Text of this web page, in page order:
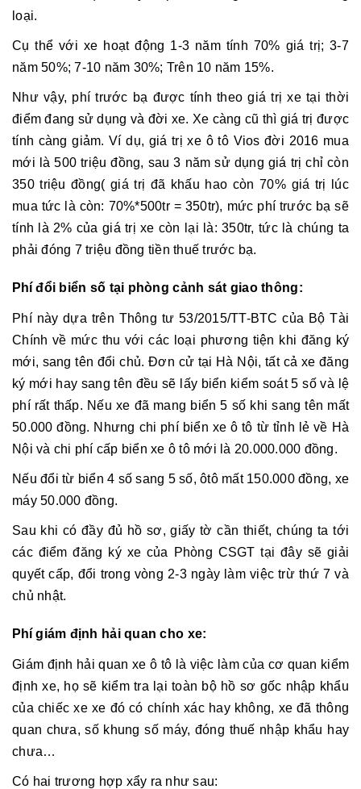
loại.
Cụ thể với xe hoạt động 1-3 năm tính 70% giá trị; 3-7
năm 50%; 7-10 năm 30%; Trên 10 năm 15%.
Như vậy, phí trước bạ được tính theo giá trị xe tại thời
điểm đang sử dụng và đời xe. Xe càng cũ thì giá trị được
tính càng giảm. Ví dụ, giá trị xe ô tô Vios đời 2016 mua
mới là 500 triệu đồng, sau 3 năm sử dụng giá trị chỉ còn
350 triệu đồng( giá trị đã khấu hao còn 70% giá trị lúc
mua tức là còn: 70%*500tr = 350tr), mức phí trước bạ sẽ
tính là 2% của giá trị xe còn lại là: 350tr, tức là chúng ta
phải đóng 7 triệu đồng tiền thuế trước bạ.
Phí đổi biển số tại phòng cảnh sát giao thông:
Phí này dựa trên Thông tư 53/2015/TT-BTC của Bộ Tài
Chính về mức thu với các loại phương tiện khi đăng ký
mới, sang tên đổi chủ. Đơn cử tại Hà Nội, tất cả xe đăng
ký mới hay sang tên đều sẽ lấy biển kiểm soát 5 số và lệ
phí rất thấp. Nếu xe đã mang biển 5 số khi sang tên mất
50.000 đồng. Nhưng chi phí biển xe ô tô từ tỉnh lẻ về Hà
Nội và chi phí cấp biển xe ô tô mới là 20.000.000 đồng.
Nếu đổi từ biển 4 số sang 5 số, ôtô mất 150.000 đồng, xe
máy 50.000 đồng.
Sau khi có đầy đủ hồ sơ, giấy tờ cần thiết, chúng ta tới
các điểm đăng ký xe của Phòng CSGT tại đây sẽ giải
quyết cấp, đổi trong vòng 2-3 ngày làm việc trừ thứ 7 và
chủ nhật.
Phí giám định hải quan cho xe:
Giám định hải quan xe ô tô là việc làm của cơ quan kiểm
định xe, họ sẽ kiểm tra lại toàn bộ hồ sơ gốc nhập khẩu
của chiếc xe xe đó có chính xác hay không, xe đã thông
quan chưa, số khung số máy, đóng thuế nhập khẩu hay
chưa…
Có hai trương hợp xẩy ra như sau: